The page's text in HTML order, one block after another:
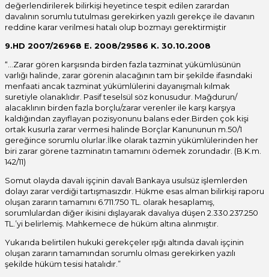
değerlendirilerek bilirkişi heyetince tespit edilen zarardan
davalının sorumlu tutulması gerekirken yazılı gerekçe ile davanın
reddine karar verilmesi hatalı olup bozmayı gerektirmiştir
9.HD 2007/26968 E. 2008/29586 K. 30.10.2008
“…Zarar gören karşısında birden fazla tazminat yükümlüsünün
varlığı halinde, zarar görenin alacağının tam bir şekilde ifasındaki
menfaati ancak tazminat yükümlülerini dayanışmalı kılmak
suretiyle olanaklıdır. Pasif teselsül söz konusudur. Mağdurun/
alacaklının birden fazla borçlu/zarar verenler ile karşı karşıya
kaldığından zayıflayan pozisyonunu balans eder.Birden çok kişi
ortak kusurla zarar vermesi halinde Borçlar Kanununun m.50/1
gereğince sorumlu olurlar.İlke olarak tazmin yükümlülerinden her
biri zarar görene tazminatın tamamını ödemek zorundadır. (B.K.m.
142/11)
Somut olayda davalı işçinin davalı Bankaya usulsüz işlemlerden
dolayı zarar verdiği tartışmasızdır. Hükme esas alman bilirkişi raporu
oluşan zararın tamamını 6.711.750 TL. olarak hesaplamış,
sorumlulardan diğer ikisini dışlayarak davalıya düşen 2.330.237.250
TL.’yi belirlemiş. Mahkemece de hüküm altına alınmıştır.
Yukarıda belirtilen hukuki gerekçeler ışığı altında davalı işçinin
oluşan zararın tamamından sorumlu olması gerekirken yazılı
şekilde hüküm tesisi hatalıdır.”